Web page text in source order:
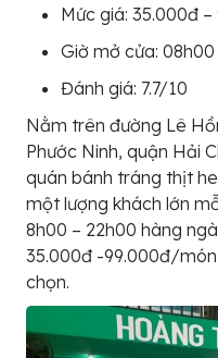
Mức giá: 35.000đ
Giờ mở cửa: 08h00
Đánh giá: 7.7/10
Nằm trên đường Lê
Phước Ninh, quận Hải
quán bánh tráng thịt
một lượng khách lớn
8h00 – 22h00 hàng
35.000đ -99.000đ/
chọn.